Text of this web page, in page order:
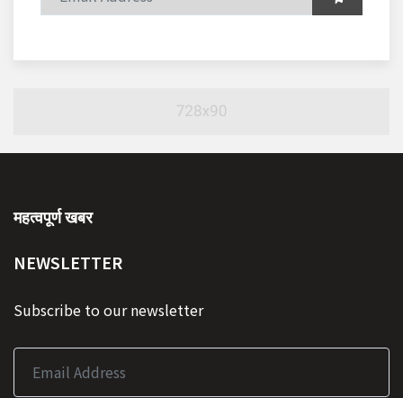
महत्वपूर्ण खबर
NEWSLETTER
Subscribe to our newsletter